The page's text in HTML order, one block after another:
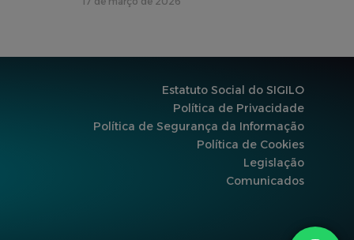
Estatuto Social do SIGILO
Política de Privacidade
Política de Segurança da Informação
Política de Cookies
Legislação
Comunicados